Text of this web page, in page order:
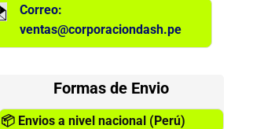
cantidad
Correo:
ventas@corporaciondash.pe
Formas de Envio
📦 Envios a nivel nacional (Perú)